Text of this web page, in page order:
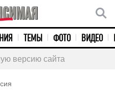
ТЕМЫ ФОТО ВИДЕО
версию сайта